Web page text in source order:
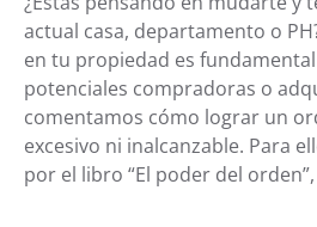
actual casa, departamento o
en tu propiedad es
potenciales compradoras o
comentamos cómo lograr un
excesivo ni inalcanzable. Para
por el libro “El poder del